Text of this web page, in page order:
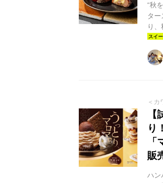
“秋
タ
り
入
＜カ
り
販
ハン